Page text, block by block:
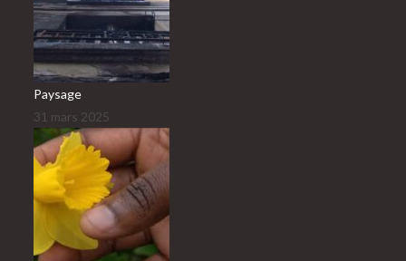
Paysage
31 mars 2025